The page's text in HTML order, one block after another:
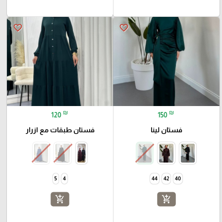
favorite_border
150 ₪
فستان لينا
40
42
44
add_shopping_cart
favorite_border
120 ₪
فستان طبقات مع ازرار
4
5
add_shopping_cart